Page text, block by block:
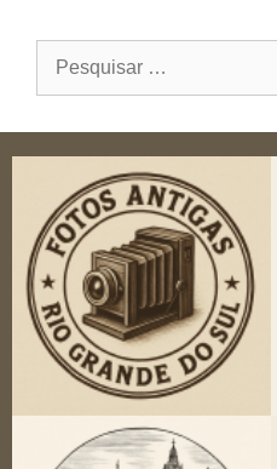
Pesquisar
por: